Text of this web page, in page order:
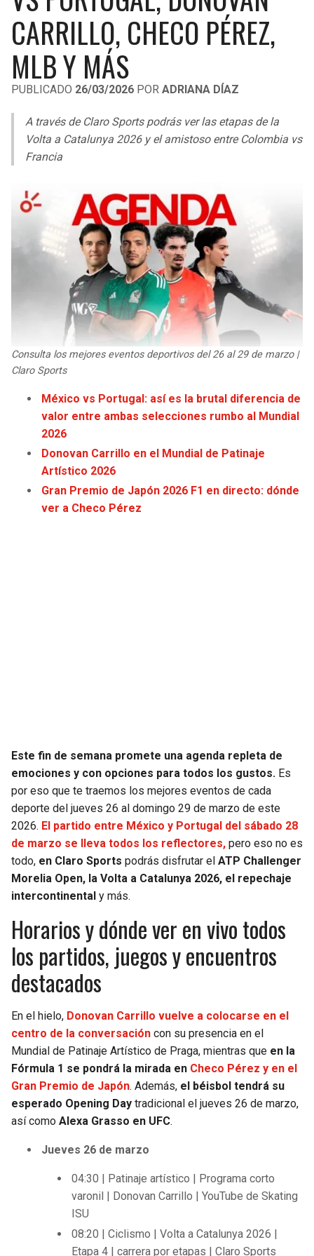
LIGA DE EXPANSIÓN MX
LEAGUES CUP
UEFA EUROPA LEAGUE
UEFA CONFERENCE LEAGUE
MLS
COPA SUDAMERICANA
LIGA BETPLAY
OTRAS LIGAS
RAIDERS
CHARGERS
BENGALS
STEELERS
TEXANS
JAGUARS
COWBOYS
GIANTS
EAGLES
COMMANDERS
PANTHERS
BUCCANEERS
CAVALIERS
PISTONS
BUCKS
HORNETS
HEAT
WIZARDS
CLIPPERS
LAKERS
SUNS
KINGS
TRAIL BLAZERS
JAZZ
CARRILLO, CHECO PÉREZ,
MLB Y MÁS
PUBLICADO 26/03/2026 POR ADRIANA DÍAZ
A través de Claro Sports podrás ver las etapas de la
Volta a Catalunya 2026 y el amistoso entre Colombia vs
Francia
Consulta los mejores eventos deportivos del 26 al 29 de marzo |
Claro Sports
México vs Portugal: así es la brutal diferencia de
valor entre ambas selecciones rumbo al Mundial
2026
Donovan Carrillo en el Mundial de Patinaje
Artístico 2026
Gran Premio de Japón 2026 F1 en directo: dónde
ver a Checo Pérez
Este fin de semana promete una agenda repleta de
emociones y con opciones para todos los gustos. Es
por eso que te traemos los mejores eventos de cada
deporte del jueves 26 al domingo 29 de marzo de este
2026. El partido entre México y Portugal del sábado 28
de marzo se lleva todos los reflectores, pero eso no es
todo, en Claro Sports podrás disfrutar el ATP Challenger
Morelia Open, la Volta a Catalunya 2026, el repechaje
intercontinental y más.
Horarios y dónde ver en vivo todos
los partidos, juegos y encuentros
destacados
En el hielo, Donovan Carrillo vuelve a colocarse en el
centro de la conversación con su presencia en el
Mundial de Patinaje Artístico de Praga, mientras que en la
Fórmula 1 se pondrá la mirada en Checo Pérez y en el
Gran Premio de Japón. Además, el béisbol tendrá su
esperado Opening Day tradicional el jueves 26 de marzo,
así como Alexa Grasso en UFC.
Jueves 26 de marzo
04:30 | Patinaje artístico | Programa corto
varonil | Donovan Carrillo | YouTube de Skating
ISU
08:20 | Ciclismo | Volta a Catalunya 2026 |
Etapa 4 | carrera por etapas | Claro Sports